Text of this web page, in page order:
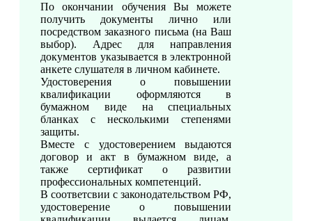
По окончании обучения Вы можете
получить документы лично или
посредством заказного письма (на Ваш
выбор). Адрес для направления
документов указывается в электронной
анкете слушателя в личном кабинете.
Удостоверения о повышении
квалификации оформляются в
бумажном виде на специальных
бланках с несколькими степенями
защиты.
Вместе с удостоверением выдаются
договор и акт в бумажном виде, а
также сертификат о развитии
профессиональных компетенций.
В соответсвии с законодательством РФ,
удостоверение о повышении